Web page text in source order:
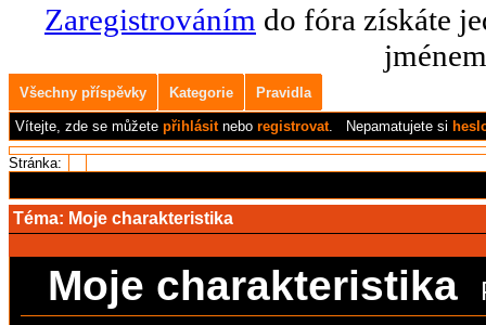
Zaregistrováním do fóra získáte
Všechny příspěvky Kategorie Pravidla
Vítejte, zde se můžete přihlásitnebo registrovat. Nepamatujete si
Stránka:
Téma: Moje charakteristika
Moje charakteristika